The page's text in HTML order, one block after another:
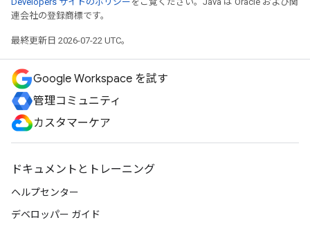
連会社の登録商標です。
最終更新日 2026-07-22 UTC。
Google Workspace を試す
管理コミュニティ
カスタマーケア
ドキュメントとトレーニング
ヘルプセンター
デベロッパー ガイド